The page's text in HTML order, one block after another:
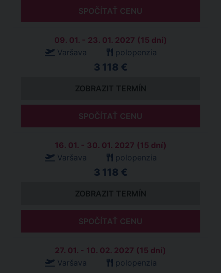
SPOČÍTAŤ CENU
09. 01. - 23. 01. 2027 (15 dní)
Varšava
polopenzia
3 118 €
ZOBRAZIT TERMÍN
SPOČÍTAŤ CENU
16. 01. - 30. 01. 2027 (15 dní)
Varšava
polopenzia
3 118 €
ZOBRAZIT TERMÍN
SPOČÍTAŤ CENU
27. 01. - 10. 02. 2027 (15 dní)
Varšava
polopenzia